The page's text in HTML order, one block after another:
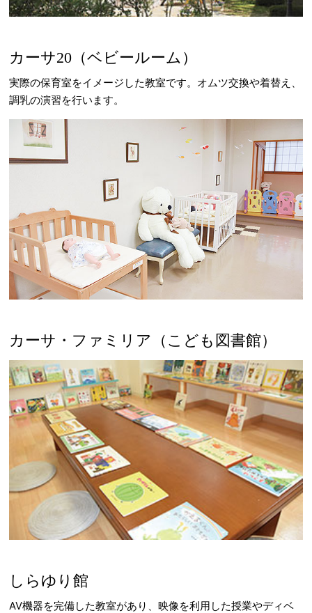
カーサ20（ベビールーム）
実際の保育室をイメージした教室です。オムツ交換や着替え、
調乳の演習を行います。
カーサ・ファミリア（こども図書館）
しらゆり館
AV機器を完備した教室があり、映像を利用した授業やディベ